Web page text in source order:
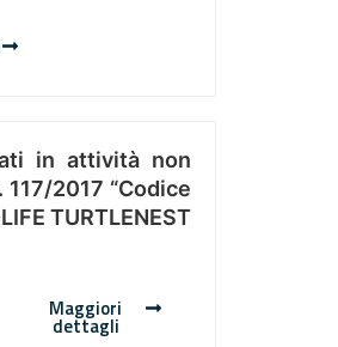
in attività non
2017 “Codice
TURTLENEST
Maggiori
dettagli